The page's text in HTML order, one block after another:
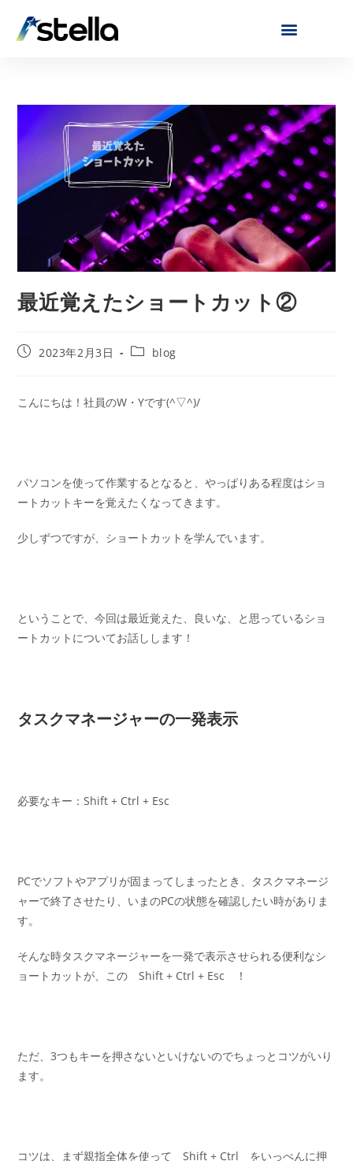
最近覚えたショートカット②
2023年2月3日 blog
こんにちは！社員のW・Yです(^▽^)/
パソコンを使って作業するとなると、やっぱりある程度はショ
ートカットキーを覚えたくなってきます。
少しずつですが、ショートカットを学んでいます。
ということで、今回は最近覚えた、良いな、と思っているショ
ートカットについてお話しします！
タスクマネージャーの一発表示
必要なキー：Shift + Ctrl + Esc
PCでソフトやアプリが固まってしまったとき、タスクマネージ
ャーで終了させたり、いまのPCの状態を確認したい時がありま
す。
そんな時タスクマネージャーを一発で表示させられる便利なシ
ョートカットが、この Shift + Ctrl + Esc ！
ただ、3つもキーを押さないといけないのでちょっとコツがいり
ます。
コツは、まず親指全体を使って Shift + Ctrl をいっぺんに押